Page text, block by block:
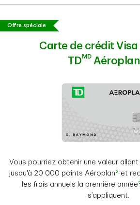
Offre spéciale
Carte de crédit Visa
TDMDAéroplan
Vous pourriez obtenir une valeur allant
jusqu'à 20 000 points Aéroplan 2 et
les frais annuels la première année
s’appliquent.